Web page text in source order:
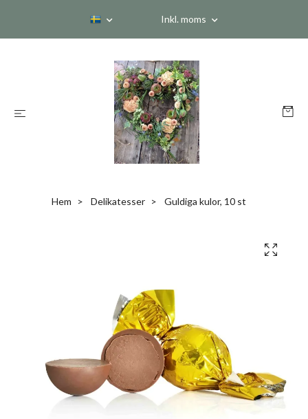
Inkl. moms
Hem Delikatesser Guldiga kulor, 10 st